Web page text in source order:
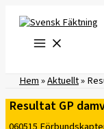
innehåll
Hem»Aktuellt»
Resultat GP